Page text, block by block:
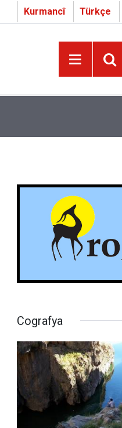
Kurmancî Türkçe
Cografya